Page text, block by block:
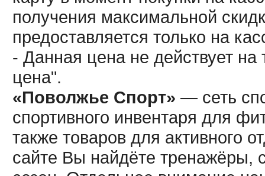
получения максимальной
предоставляется только на
- Данная цена не действует
цена".
«Поволжье Спорт» — сеть
спортивного инвентаря для
также товаров для активного
сайте Вы найдёте тренажёры,